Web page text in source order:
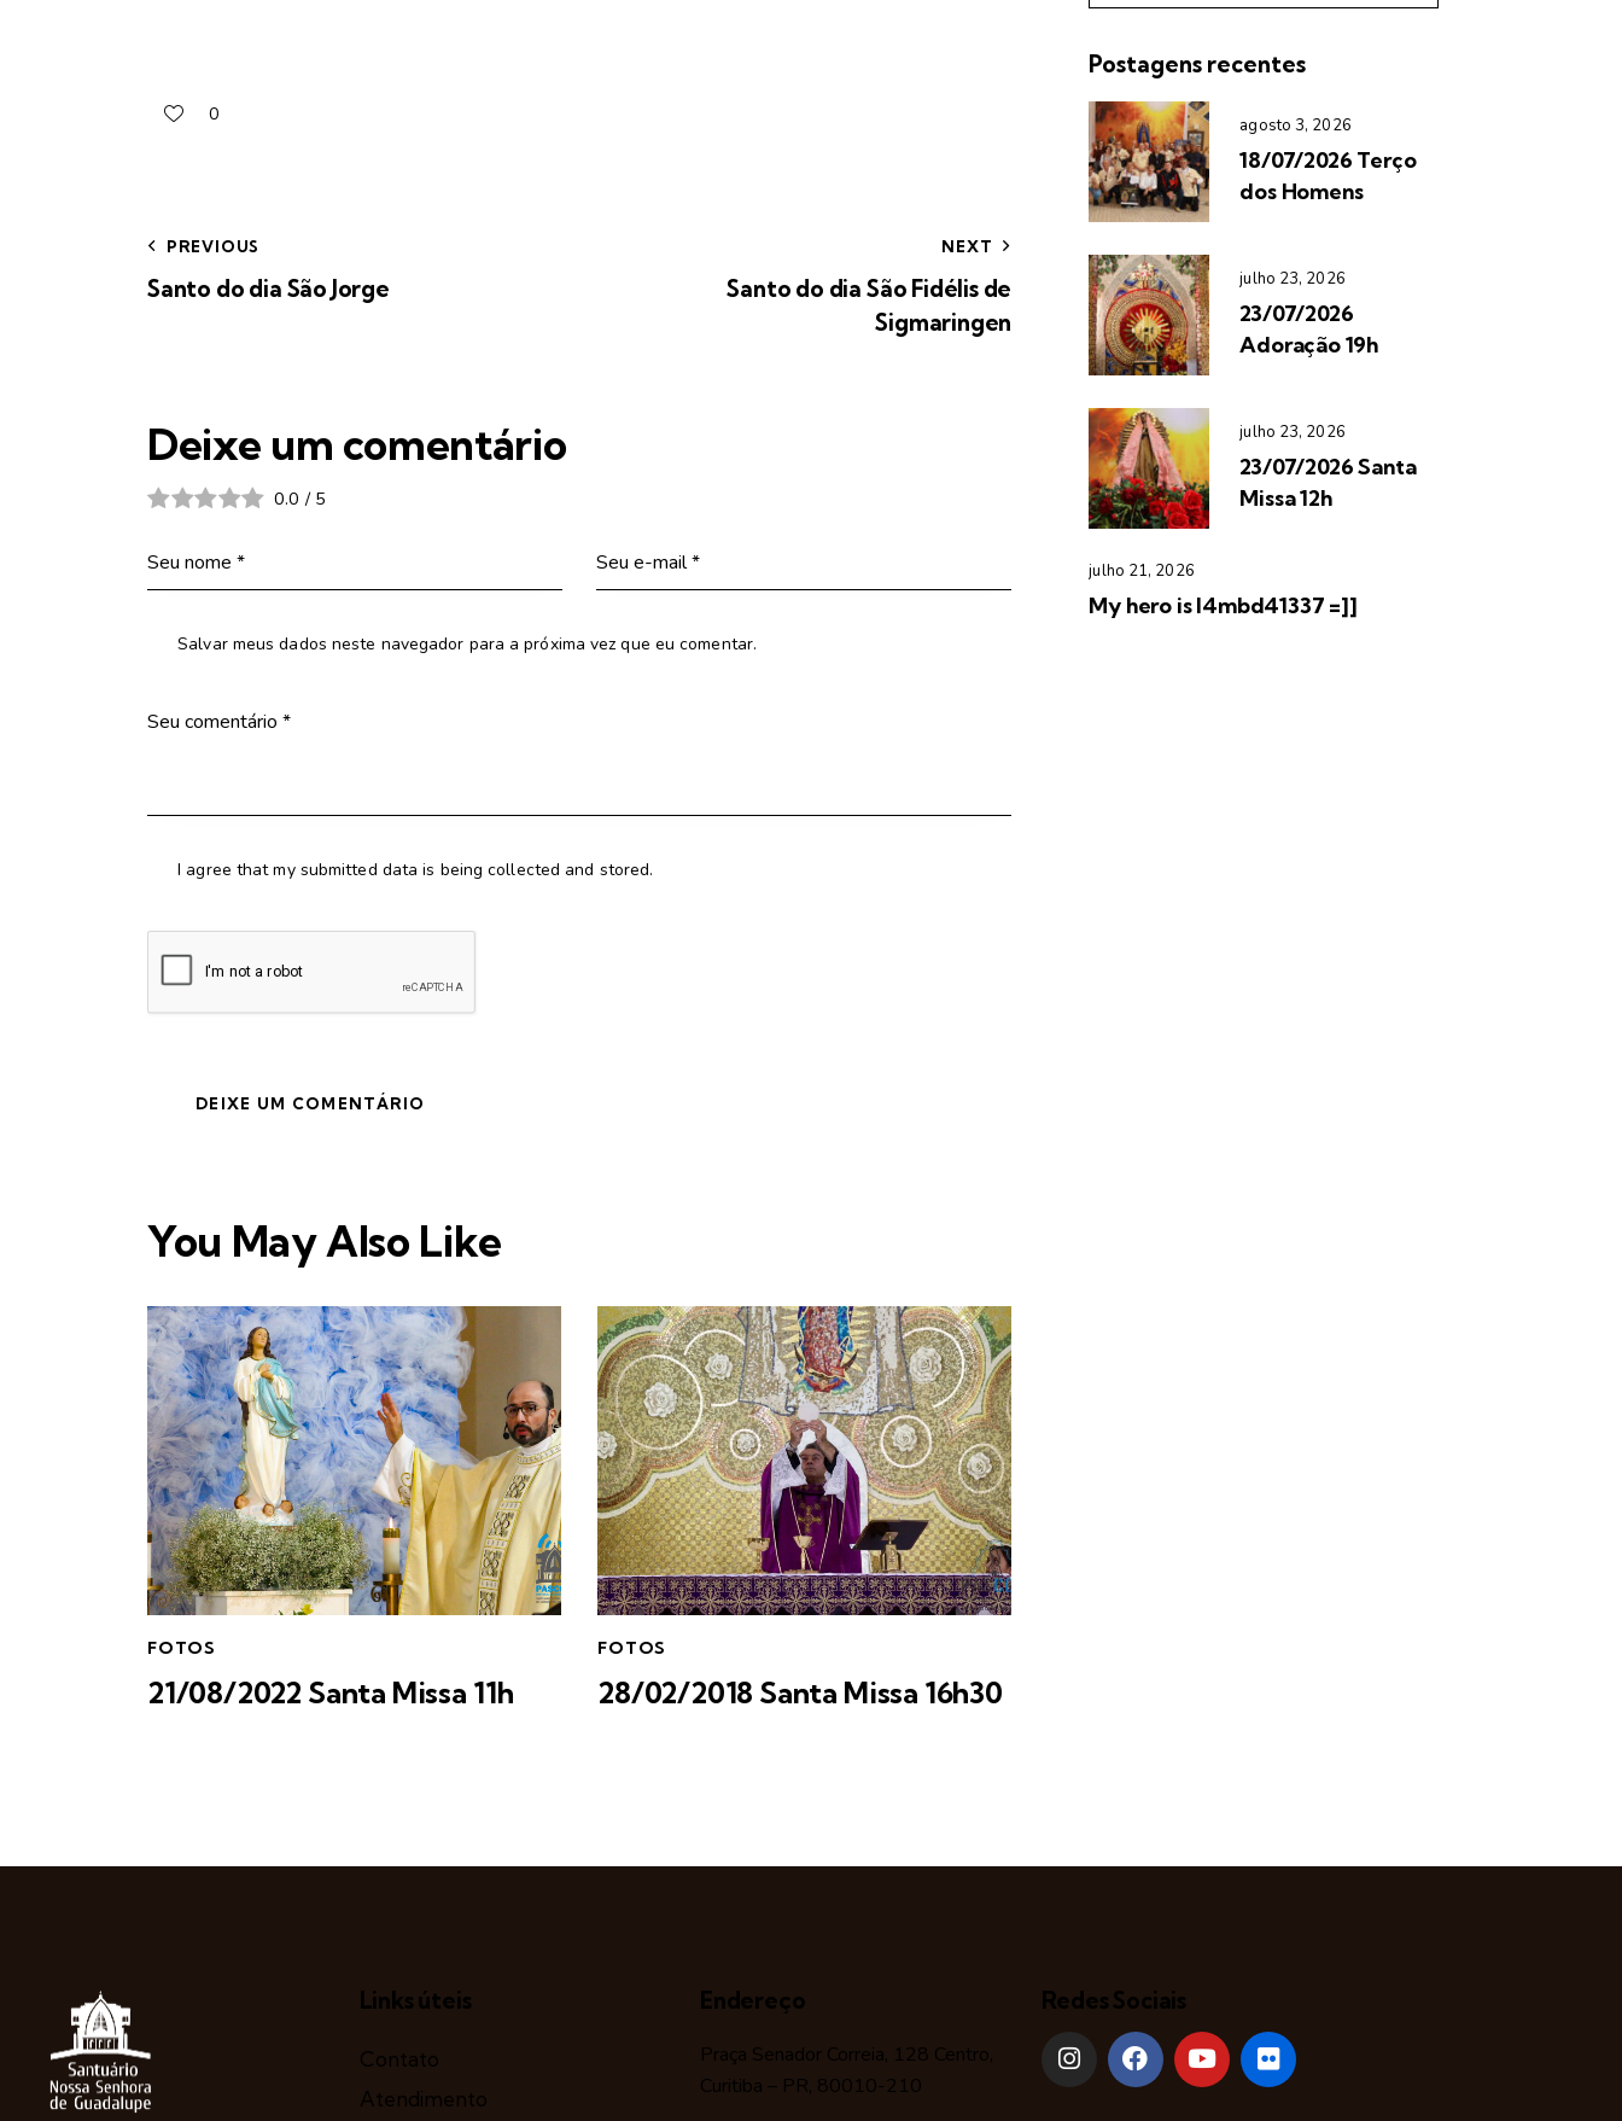
0
PREVIOUS
Santo do dia São Jorge
NEXT
Santo do dia São Fidélis de
Sigmaringen
Deixe um comentário
0.0 / 5
Salvar meus dados neste navegador para a próxima vez que eu comentar.
I agree that my submitted data is being collected and stored.
You May Also Like
FOTOS
21/08/2022 Santa Missa 11h
FOTOS
28/02/2018 Santa Missa 16h30
Postagens recentes
agosto 3, 2026
18/07/2026 Terço
dos Homens
julho 23, 2026
23/07/2026
Adoração 19h
julho 23, 2026
23/07/2026 Santa
Missa 12h
julho 21, 2026
My hero is l4mbd41337 =]]
Links úteis
Contato
Atendimento
Endereço
Praça Senador Correia, 128 Centro,
Curitiba – PR, 80010-210
Redes Sociais